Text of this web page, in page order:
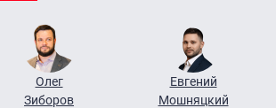
Олег
Зиборов
Евгений
Мошняцкий